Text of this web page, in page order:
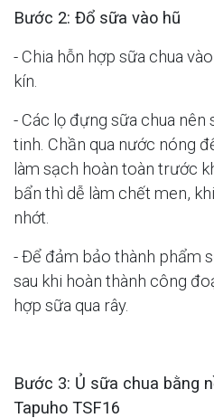
Bước 2: Đổ sữa vào hũ
- Chia hỗn hợp sữa chua
kín.
- Các lọ đựng sữa chua
tinh. Chần qua nước nóng
làm sạch hoàn toàn trước
bẩn thì dễ làm chết men,
nhớt.
- Để đảm bảo thành phẩm
sau khi hoàn thành công
hợp sữa qua rây.
Bước 3: Ủ sữa chua bằng
Tapuho TSF16